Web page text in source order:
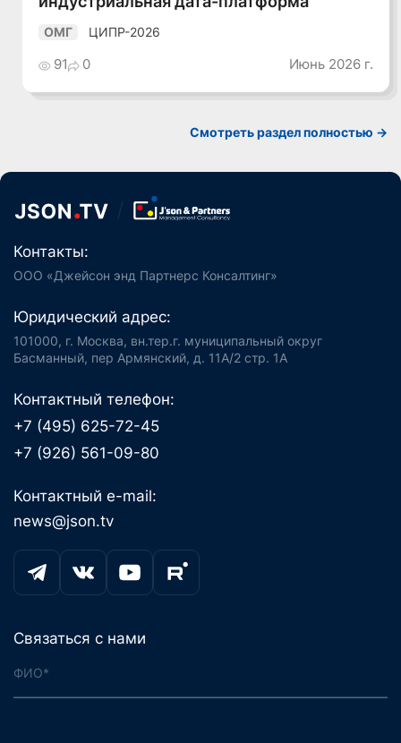
ОМГ ЦИПР-2026
91 0 Июнь 2026 г.
Смотреть раздел полностью ->
Контакты:
ООО «Джейсон энд Партнерс Консалтинг»
Юридический адрес:
101000, г. Москва, вн.тер.г. муниципальный округ
Басманный, пер Армянский, д. 11А/2 стр. 1А
Контактный телефон:
+7 (495) 625-72-45
+7 (926) 561-09-80
Контактный e-mail:
news@json.tv
Связаться с нами